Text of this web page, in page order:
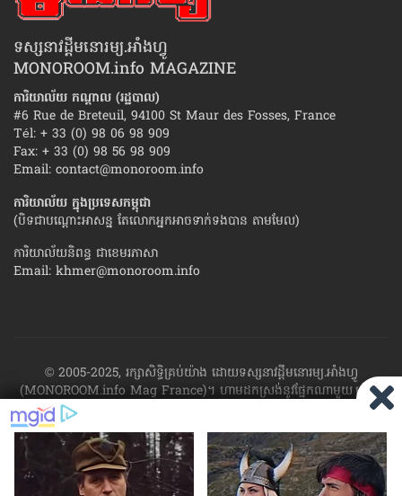
ទស្សនាវដ្ដីមនោរម្យ.អាំងហ្វូ
MONOROOM.info MAGAZINE
ការិយាល័យ កណ្ដាល (រដ្ឋបាល)
#6 Rue de Breteuil, 94100 St Maur des Fosses, France
Tél: + 33 (0) 98 06 98 909
Fax: + 33 (0) 98 56 98 909
Email: contact@monoroom.info
ការិយាល័យ ក្នុង​ប្រទេស​កម្ពុជា
(បិទជាបណ្ដោះអាសន្ន តែលោកអ្នកអាចទាក់ទងបាន តាមមែល)
ការិយាល័យនិពន្ធ ជាខេមរភាសា
Email: khmer@monoroom.info
© 2005-2025, រក្សាសិទ្ធិគ្រប់យ៉ាង ដោយទស្សនាវដ្ដី​មនោរម្យ.អាំងហ្វូ
(MONOROOM.info Mag France)។ ហាម​ដក​ស្រង់​នូវ​ផ្នែក​ណា​មួយ​ ឬ​ផ្នែក​
ទាំង​អស់ ​នៃ​ការ​ផ្សាយ​របស់​ទស្សនាវដ្ដី​​មនោរម្យ.អាំងហ្វូ យក​ទៅ​​បោះពុម្ព នៅ
លើក្រដាស ឬតាម​ប្រព័ន្ធ​អេឡិច​ត្រូនិច - ផ្សាយ​តាម​រលក​ធាតុអាកាស ឬតាមប្រព័ន្ធ
អេឡិចត្រូនិច - សរសេរ​ឡើង​វិញ ឬ​ចែក​ចាយ​ តាមវិធីណាក៏ដោយ ដោយ​គ្មាន​ការ​
យល់ព្រម ជា​លាយ​លក្ខណ៍​អក្សរ​ ពី​ចាងហ្វាង​ការ​ផ្សាយ​។ផ្ទុយមកវិញ ដើម្បី​ទទួល​
បាននូវសិទ្ធិ​ទាំងនេះ សូម​ទាក់​ទង​មក​ទស្សនាវដ្ដី។